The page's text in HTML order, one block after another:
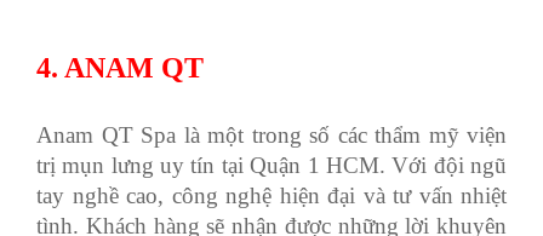
4. ANAM QT
Anam QT Spa là một trong số các thẩm mỹ viện
trị mụn lưng uy tín tại Quận 1 HCM. Với đội ngũ
tay nghề cao, công nghệ hiện đại và tư vấn nhiệt
tình. Khách hàng sẽ nhận được những lời khuyên